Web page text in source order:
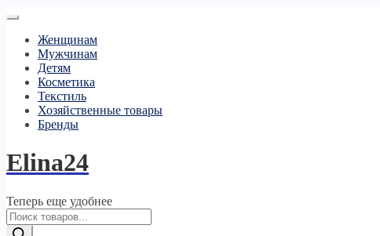
Женщинам
Мужчинам
Детям
Косметика
Текстиль
Хозяйственные товары
Бренды
Elina24
Теперь еще удобнее
Поиск
товаров